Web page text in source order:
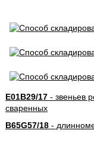
E01B29/17- звеньев
сваренных
B65G57/18-